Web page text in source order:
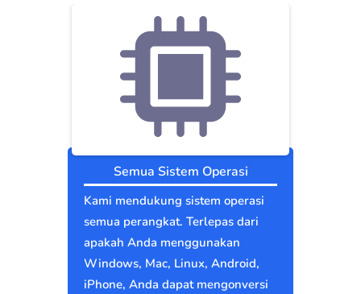
Semua Sistem Operasi
Kami mendukung sistem operasi
semua perangkat. Terlepas dari
apakah Anda menggunakan
Windows, Mac, Linux, Android,
iPhone, Anda dapat mengonversi